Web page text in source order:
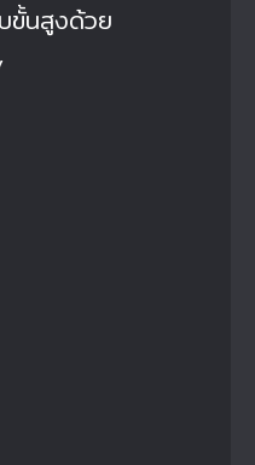
ขั้นสูงด้วย